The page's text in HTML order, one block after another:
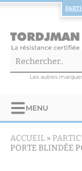
Les autres
MENU
ACCUEIL »
PORTE BLINDÉE